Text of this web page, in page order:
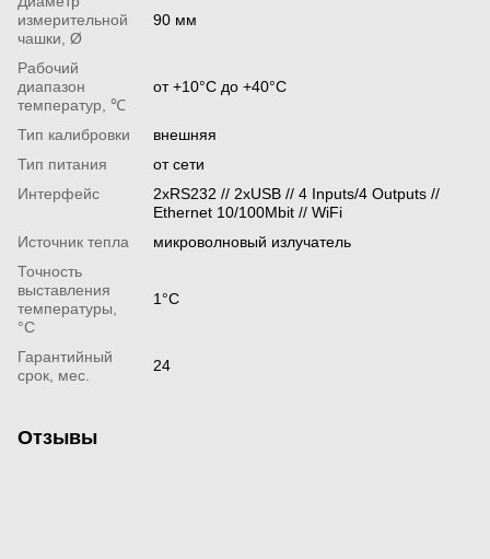
измерительной
чашки, Ø
90 мм
Рабочий
диапазон
температур, ℃
от +10°C до +40°C
Тип калибровки
внешняя
Тип питания
от сети
Интерфейс
2xRS232 // 2xUSB // 4 Inputs/4 Outputs //
Ethernet 10/100Mbit // WiFi
Источник тепла
микроволновый излучатель
Точность
выставления
температуры,
°С
1°С
Гарантийный
срок, мес.
24
Отзывы